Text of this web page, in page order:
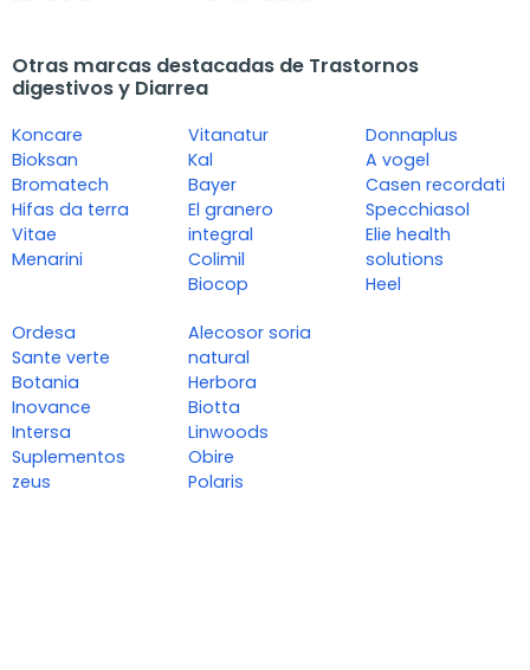
Otras marcas destacadas de Trastornos
digestivos y Diarrea
Koncare
Bioksan
Bromatech
Hifas da terra
Vitae
Menarini
Vitanatur
Kal
Bayer
El granero
integral
Colimil
Biocop
Donnaplus
A vogel
Casen recordati
Specchiasol
Elie health
solutions
Heel
Ordesa
Sante verte
Botania
Inovance
Intersa
Suplementos
zeus
Alecosor soria
natural
Herbora
Biotta
Linwoods
Obire
Polaris